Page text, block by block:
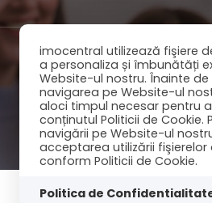
imocentral utilizează fişiere
a personaliza și îmbunătăți
Website-ul nostru. Înainte
navigarea pe Website-ul
aloci timpul necesar pentru
conținutul Politicii de Cookie.
navigării pe Website-ul
acceptarea utilizării fişierelor
conform Politicii de Cookie.
Politica de